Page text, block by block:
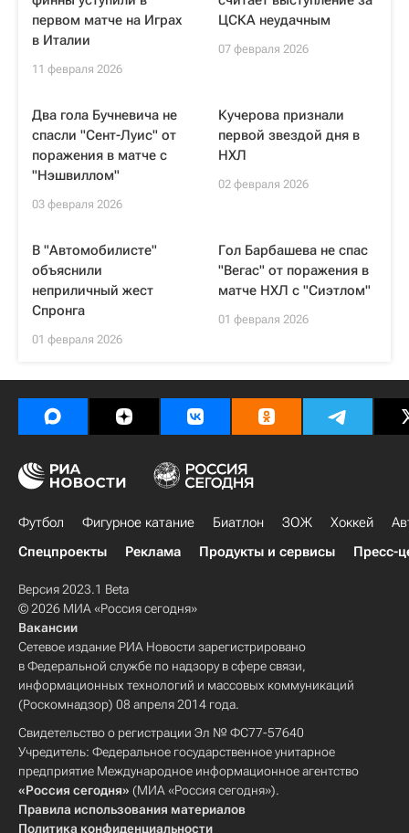
первом матче на Играх
в Италии
11 февраля 2026
ЦСКА неудачным
07 февраля 2026
Два гола Бучневича не
спасли "Сент-Луис" от
поражения в матче с
"Нэшвиллом"
03 февраля 2026
Кучерова признали
первой звездой дня в
НХЛ
02 февраля 2026
В "Автомобилисте"
объяснили
неприличный жест
Спронга
01 февраля 2026
Гол Барбашева не спас
"Вегас" от поражения в
матче НХЛ с "Сиэтлом"
01 февраля 2026
Футбол Фигурное катание Биатлон ЗОЖ Хоккей
Спецпроекты
Реклама Продукты и сервисы Пресс-
Версия 2023.1 Beta
© 2026 МИА «Россия сегодня»
Вакансии
Сетевое издание РИА Новости зарегистрировано
в Федеральной службе по надзору в сфере связи,
информационных технологий и массовых коммуникаций
(Роскомнадзор) 08 апреля 2014 года.
Свидетельство о регистрации Эл № ФС77-57640
Учредитель: Федеральное государственное унитарное
предприятие Международное информационное агентство
«Россия сегодня» (МИА «Россия сегодня»).
Правила использования материалов
Политика конфиденциальности